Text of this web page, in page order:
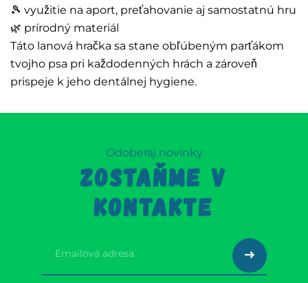
🎾 využitie na aport, preťahovanie aj samostatnú hru
🌿 prírodný materiál
Táto lanová hračka sa stane obľúbeným parťákom
tvojho psa pri každodenných hrách a zároveň
prispeje k jeho dentálnej hygiene.
Odoberaj novinky
ZOSTAŇME V
KONTAKTE